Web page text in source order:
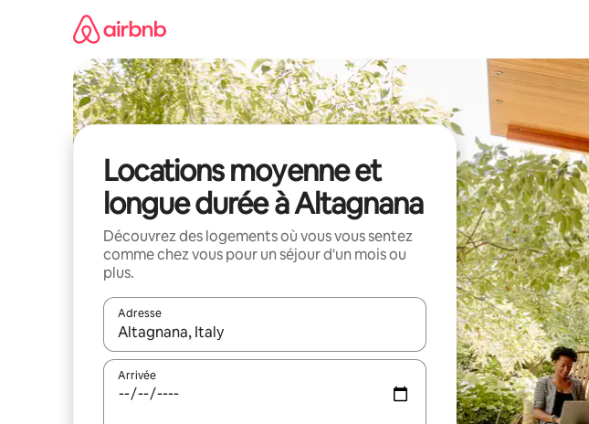
Locations moyenne et
longue durée à Altagnana
Découvrez des logements où vous vous sentez
comme chez vous pour un séjour d'un mois ou
plus.
Adresse
Lorsque les résultats s'affichent, utilisez les flèches vers le haut et vers le bas
Arrivée